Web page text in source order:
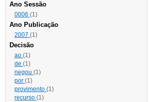
Ano Sessão
0006 (1)
Ano Publicação
2007 (1)
Decisão
ao (1)
de (1)
negou (1)
por (1)
provimento (1)
recurso (1)